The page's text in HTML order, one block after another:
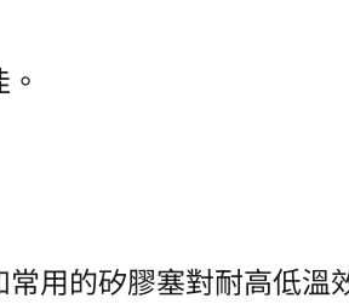
用的矽膠塞對耐高低溫